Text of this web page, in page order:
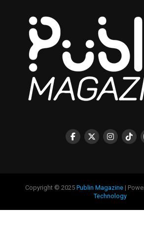
Copyright © 2025Publin Magazine |
Technology